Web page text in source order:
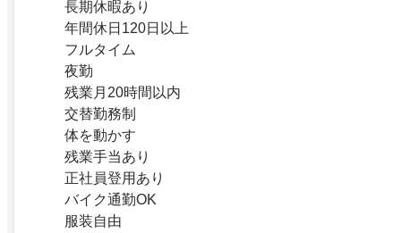
長期休暇あり
年間休日120日以上
フルタイム
夜勤
残業月20時間以内
交替勤務制
体を動かす
残業手当あり
正社員登用あり
バイク通勤OK
服装自由